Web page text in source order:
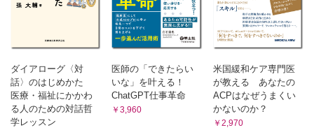
ダイアローグ〈対
話〉のはじめかた
医療・福祉にかかわ
る人のための対話哲
学レッスン
医師の「できたらい
いな」を叶える！
ChatGPT仕事革命
￥3,960
米国緩和ケア専門医
が教える あなたの
ACPはなぜうまくい
かないのか？
￥2,970